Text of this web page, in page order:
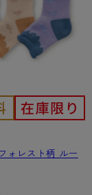
ォレスト柄 ルー